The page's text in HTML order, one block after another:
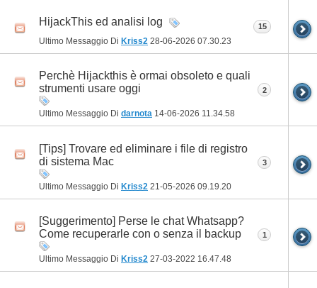
HijackThis ed analisi log
Ultimo Messaggio Di Kriss2 28-06-2026 07.30.23
15
Perchè Hijackthis è ormai obsoleto e quali
strumenti usare oggi
Ultimo Messaggio Di darnota 14-06-2026 11.34.58
2
[Tips] Trovare ed eliminare i file di registro
di sistema Mac
Ultimo Messaggio Di Kriss2 21-05-2026 09.19.20
3
[Suggerimento] Perse le chat Whatsapp?
Come recuperarle con o senza il backup
Ultimo Messaggio Di Kriss2 27-03-2022 16.47.48
1